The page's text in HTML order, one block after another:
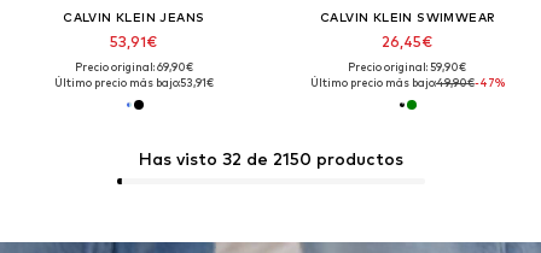
CALVIN KLEIN JEANS
53,91€
Precio original: 69,90€
Último precio más bajo:53,91€
CALVIN KLEIN SWIMWEAR
26,45€
Precio original: 59,90€
Último precio más bajo:49,90€-47%
Has visto 32 de 2150 productos